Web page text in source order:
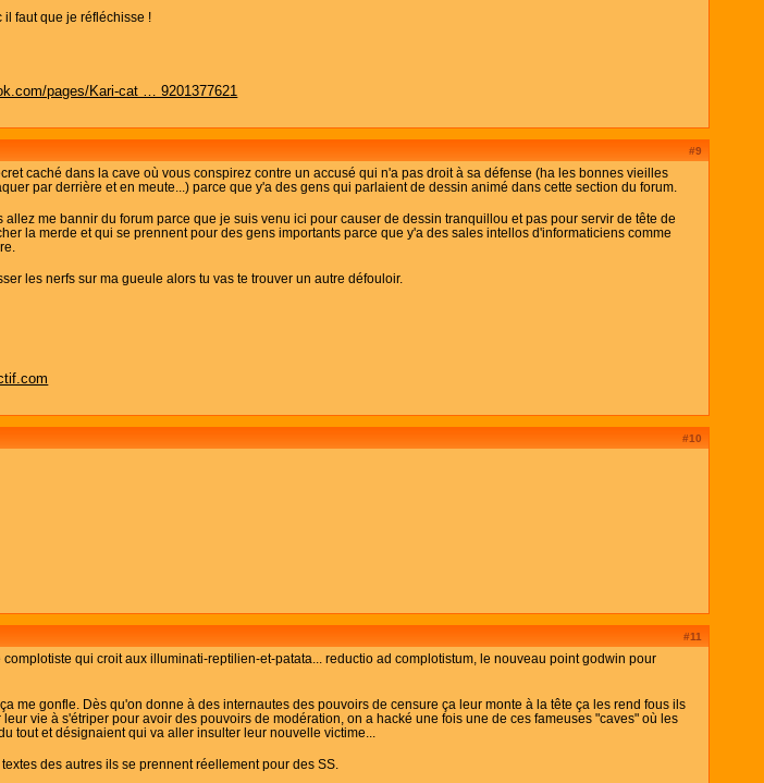
il faut que je réfléchisse !
pages/Kari-cat … 9201377621
#9
caché dans la cave où vous conspirez contre un accusé qui n'a pas droit à sa défense (ha les bonnes vieilles
par derrière et en meute...) parce que y'a des gens qui parlaient de dessin animé dans cette section du forum.
me bannir du forum parce que je suis venu ici pour causer de dessin tranquillou et pas pour servir de tête de
la merde et qui se prennent pour des gens importants parce que y'a des sales intellos d'informaticiens comme
les nerfs sur ma gueule alors tu vas te trouver un autre défouloir.
#10
#11
qui croit aux illuminati-reptilien-et-patata... reductio ad complotistum, le nouveau point godwin pour
me gonfle. Dès qu'on donne à des internautes des pouvoirs de censure ça leur monte à la tête ça les rend fous ils
vie à s'étriper pour avoir des pouvoirs de modération, on a hacké une fois une de ces fameuses "caves" où les
tout et désignaient qui va aller insulter leur nouvelle victime...
des autres ils se prennent réellement pour des SS.